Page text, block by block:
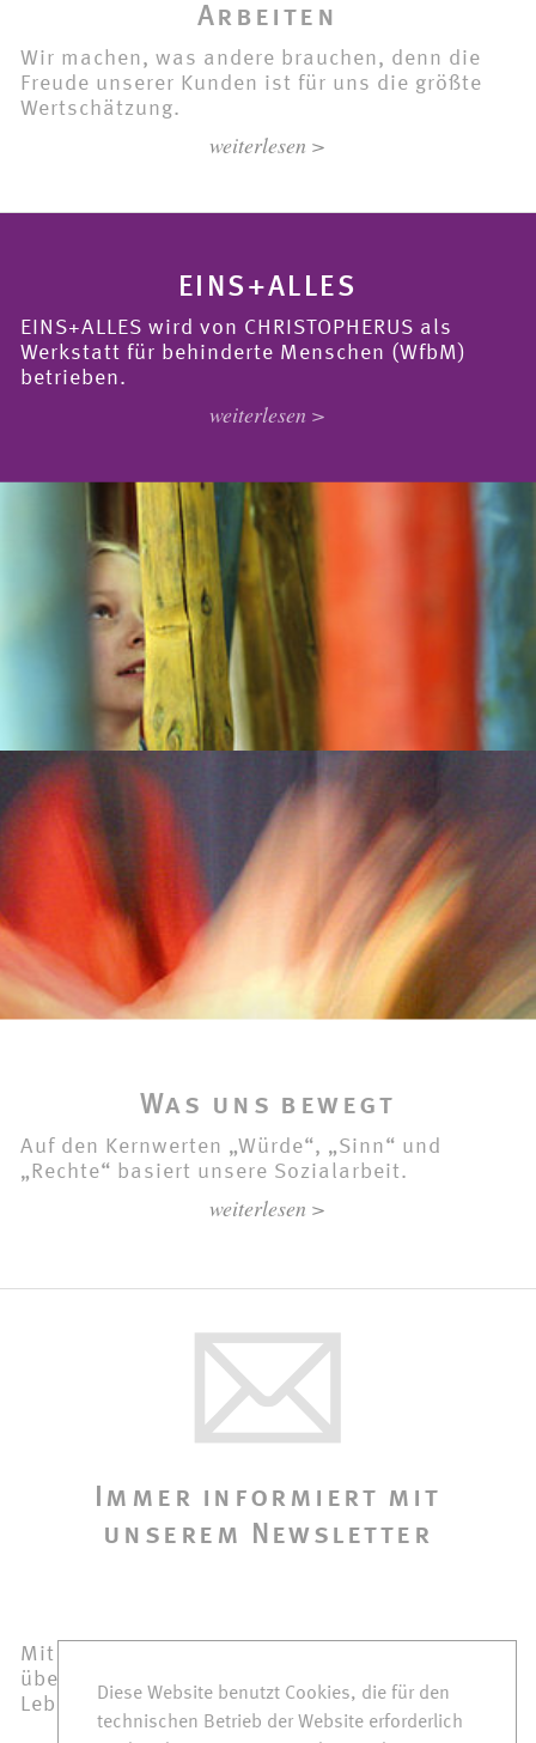
Diese Website benutzt Cookies, die für den
technischen Betrieb der Website erforderlich
Arbeiten
Wir machen, was andere brauchen, denn die
Freude unserer Kunden ist für uns die größte
Wertschätzung.
weiterlesen >
EINS+ALLES
EINS+ALLES wird von CHRISTOPHERUS als
Werkstatt für behinderte Menschen (WfbM)
betrieben.
weiterlesen >
Was uns bewegt
Auf den Kernwerten „Würde“, „Sinn“ und
„Rechte“ basiert unsere Sozialarbeit.
weiterlesen >
Immer informiert mit
unserem Newsletter
Mit unserem Newsletter bleiben Sie immer
über Neuigkeiten aus der Christopherus
Lebensgemeinschaft informiert.